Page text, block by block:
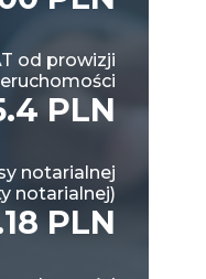
od prowizji
PLN
notarialnej
notarialnej)
PLN